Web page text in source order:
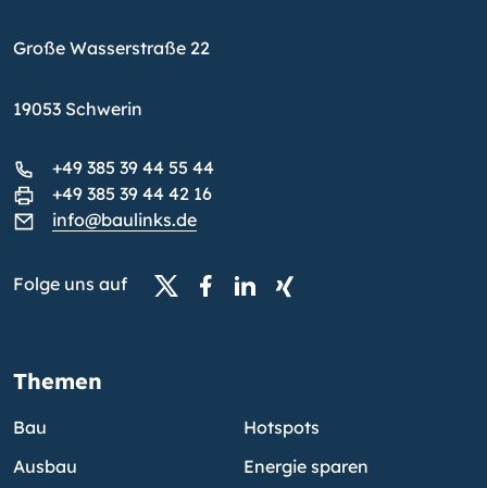
Große Wasserstraße 22
19053 Schwerin
+49 385 39 44 55 44
+49 385 39 44 42 16
info@baulinks.de
Folge uns auf
Themen
Bau
Ausbau
Hotspots
Energie sparen